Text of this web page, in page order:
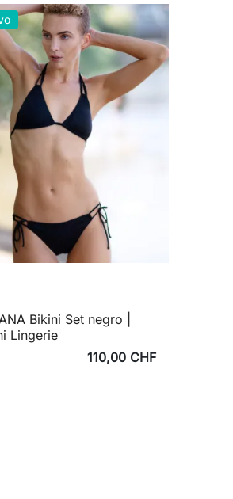
Bikini Set negro |
Lingerie
110,00 CHF